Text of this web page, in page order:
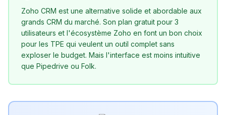
Zoho CRM est une alternative solide et abordable aux
grands CRM du marché. Son plan gratuit pour 3
utilisateurs et l'écosystème Zoho en font un bon choix
pour les TPE qui veulent un outil complet sans
exploser le budget. Mais l'interface est moins intuitive
que Pipedrive ou Folk.